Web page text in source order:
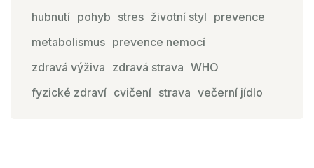
hubnutí pohyb stres životní styl prevence
metabolismus prevence nemocí
zdravá výživa zdravá strava WHO
fyzické zdraví cvičení strava večerní jídlo